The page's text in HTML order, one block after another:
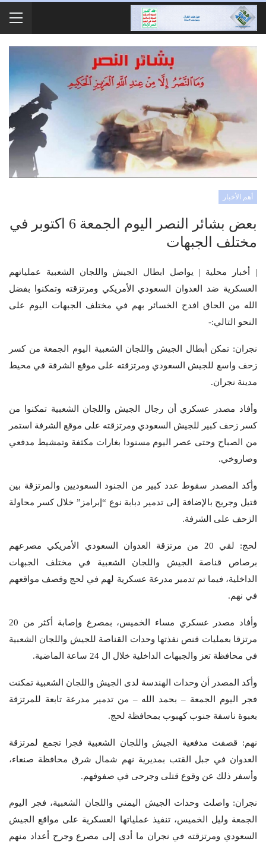
أهم الأخبار
بعض بشائر النصر اليوم الجمعة 6 اكتوبر في
مختلف الجبهات
| أخبار محلية | يواصل ابطال الجيش واللجان الشعبية عملياتهم
العسكرية ضد العدوان السعودي الأمريكي ومرتزقته وتمكنوا بفضل
الله من الحاق افدح الخسائر بهم في مختلف الجبهات اليوم على
النحو التالي:-
نجران: تمكن أبطال الجيش واللجان الشعبية اليوم الجمعة من كسر
زحف واسع للجيش السعودي ومرتزقته على موقع الشرفة في محيط
مدينة نجران.
وأفاد مصدر عسكري أن رجال الجيش واللجان الشعبية تمكنوا من
كسر زحف كبير للجيش السعودي ومرتزقته على موقع الشرفة استمر
من الصباح وحتى عصر اليوم مسنودا بغارات مكثفة وتمشيط مدفعي
وصاروخي.
وأكد المصدر سقوط عدد كبير من الجنود السعوديين والمرتزقة بين
قتيل وجريح بالإضافة إلى تدمير دبابة نوع “إبرامز” خلال كسر محاولة
الزحف على الشرفة.
لحج: لقي 20 من مرتزقة العدوان السعودي الأمريكي مصرعهم
برصاص قناصة الجيش واللجان الشعبية في مختلف الجبهات
الداخلية، فيما تم تدمير مدرعة عسكرية لهم في لحج وقصف مواقعهم
في نهم.
وأفاد مصدر عسكري مساء الخميس، بمصرع وإصابة أكثر من 20
مرتزقا بعمليات قنص نفذتها وحدات القناصة للجيش واللجان الشعبية
في محافظة تعز والجبهات الداخلية خلال ال 24 ساعة الماضية.
وأكد المصدر أن وحدات الهندسة لدى الجيش واللجان الشعبية تمكنت
فجر اليوم الجمعة – بحمد الله – من تدمير مدرعة تابعة للمرتزقة
بعبوة ناسفة جنوب كهبوب بمحافظة لحج.
نهم: قصفت مدفعية الجيش واللجان الشعبية فجرا تجمع لمرتزقة
العدوان في جبل القتب بمديرية نهم شمال شرق محافظة صنعاء،
وأسفر ذلك عن وقوع قتلى وجرحى في صفوفهم.
نجران: واصلت وحدات الجيش اليمني واللجان الشعبية، فجر اليوم
الجمعة وليل الخميس، تنفيذ عملياتها العسكرية على مواقع الجيش
السعودي ومرتزقته في نجران ما أدى إلى مصرع وجرح أعداد منهم